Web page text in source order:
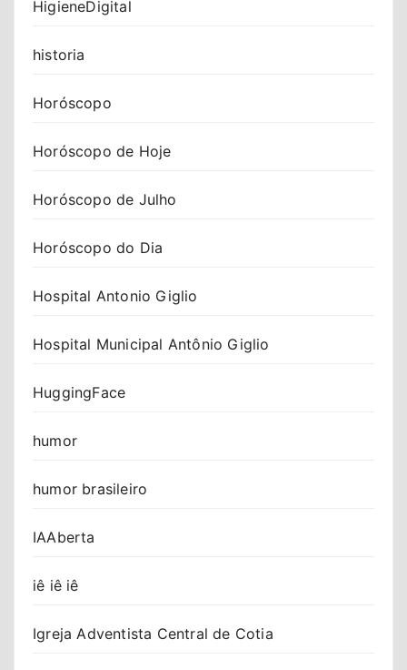
HigieneDigital
historia
Horóscopo
Horóscopo de Hoje
Horóscopo de Julho
Horóscopo do Dia
Hospital Antonio Giglio
Hospital Municipal Antônio Giglio
HuggingFace
humor
humor brasileiro
IAAberta
iê iê iê
Igreja Adventista Central de Cotia